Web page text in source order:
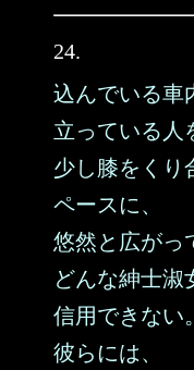
24.
込んでいる車
立っている人
少し膝をくり
ペースに、
悠然と広がっ
どんな紳士淑
信用できない。
彼らには、